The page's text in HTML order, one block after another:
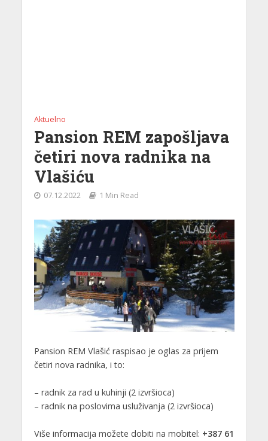
Aktuelno
Pansion REM zapošljava
četiri nova radnika na
Vlašiću
07.12.2022 1 Min Read
Pansion REM Vlašić raspisao je oglas za prijem
četiri nova radnika, i to:
– radnik za rad u kuhinji (2 izvršioca)
– radnik na poslovima usluživanja (2 izvršioca)
Više informacija možete dobiti na mobitel: +387 61